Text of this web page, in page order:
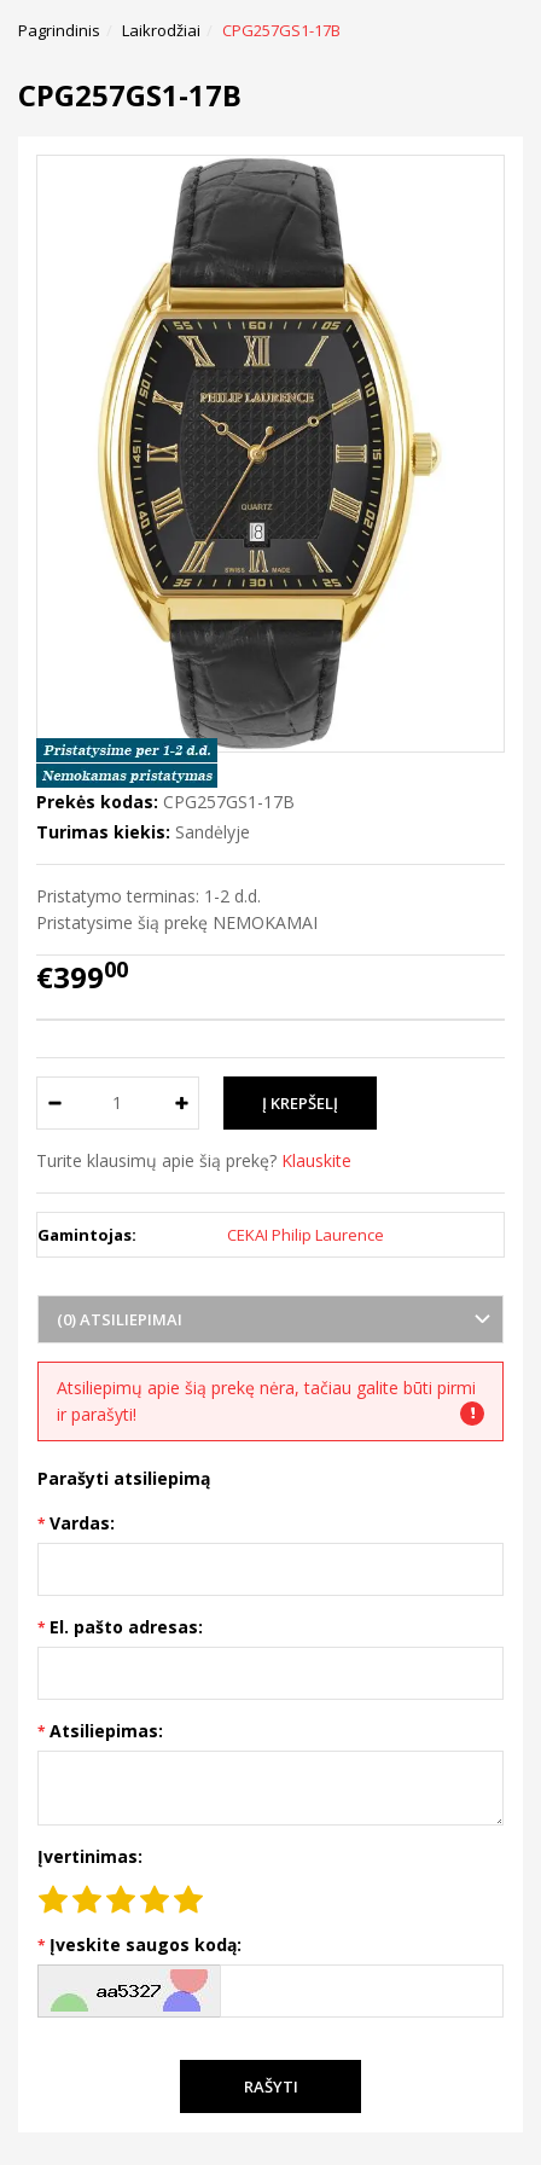
Pagrindinis Laikrodžiai CPG257GS1-17B
CPG257GS1-17B
Prekės kodas: CPG257GS1-17B
Turimas kiekis: Sandėlyje
Pristatymo terminas: 1-2 d.d.
Pristatysime šią prekę NEMOKAMAI
€39900
Turite klausimų apie šią prekę? Klauskite
Gamintojas: CEKAI Philip Laurence
(0) ATSILIEPIMAI
Atsiliepimų apie šią prekę nėra, tačiau galite būti pirmi
ir parašyti!
Parašyti atsiliepimą
Vardas:
El. pašto adresas:
Atsiliepimas:
Įvertinimas:
Įveskite saugos kodą:
RAŠYTI